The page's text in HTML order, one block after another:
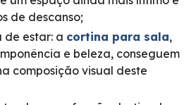
de descanso;
de estar: a cortina para sala,
e beleza, conseguem
composição visual deste